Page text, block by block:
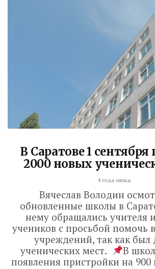
В Саратове 1 сентября
2000 новых
4 года назад
Вячеслав Володин
обновленные школы в
нему обращались учителя
учеников с просьбой помочь
учреждений, так как
ученических мест.
В
появления пристройки на 900